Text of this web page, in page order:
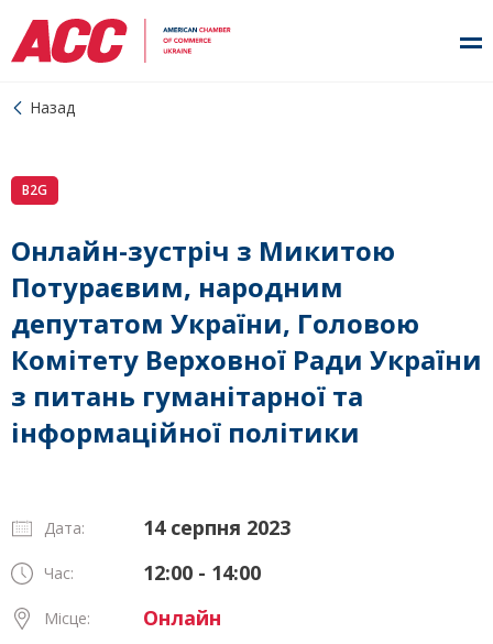
Назад
B2G
Онлайн-зустріч з Микитою
Потураєвим, народним
депутатом України, Головою
Комітету Верховної Ради України
з питань гуманітарної та
інформаційної політики
Дата: 14 серпня 2023
Час: 12:00 - 14:00
Місце: Онлайн